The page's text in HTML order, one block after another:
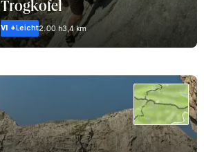
Trogkofel
VI +Leicht2:00 h3,4 km